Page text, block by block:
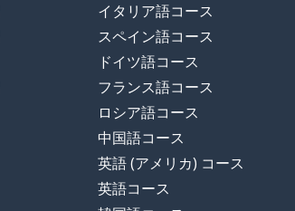
イタリア語コース
スペイン語コース
ドイツ語コース
フランス語コース
ロシア語コース
中国語コース
英語 (アメリカ) コース
英語コース